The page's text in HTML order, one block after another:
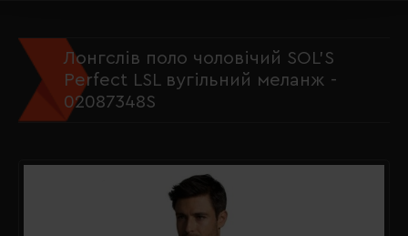
Лонгслів поло чоловічий SOL'S
Perfect LSL вугільний меланж -
02087348S